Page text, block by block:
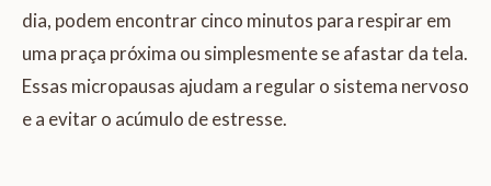
dia, podem encontrar cinco minutos para respirar em
uma praça próxima ou simplesmente se afastar da tela.
Essas micropausas ajudam a regular o sistema nervoso
e a evitar o acúmulo de estresse.